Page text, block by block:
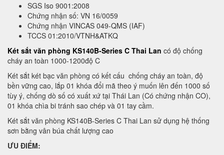
SGS Iso 9001:2008
Chứng nhận số: VN 16/0059
Chứng nhận VINCAS 049-QMS (IAF)
TCCS 01:2010/VTNH&ATKQ
Két sắt văn phòng KS140B-Series C Thai Lan có độ chống
cháy an toàn 1000-1200độ C
Két sắt két bạc văn phòng có kết cấu chống cháy an toàn, độ
bền vững cao, lắp 01 khóa đổi mã theo ý muốn lên đến 1000 số
tùy ý, chống dò số có xuất xứ tại Thái Lan (Có chứng nhận CO),
01 khóa chìa bi tránh sao chép và 01 tay cầm.
Két sắt văn phòng KS140B-Series C Thai Lan sử dụng hệ thống
sơn bằng vân búa chất lượng cao
ƯU ĐIỂM: